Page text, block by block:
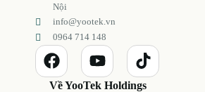
Nội
info@yootek.vn
0964 714 148
Về YooTek Holdings